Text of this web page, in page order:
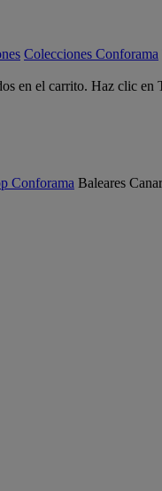
Colecciones Conforama
en el carrito. Haz clic en
Conforama Baleares